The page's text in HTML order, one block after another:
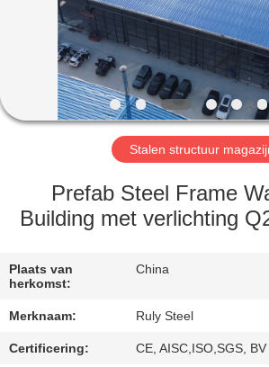
VIDEOS
VR-
SHOW
ONGEVEER
ONS
FABRIEKSREIS
Stalen structuur
Prefab Steel Frame
Building met verlichting
Plaats van
herkomst:
China
Merknaam: Ruly Steel
Certificering: CE, AISC,ISO,SGS, BV